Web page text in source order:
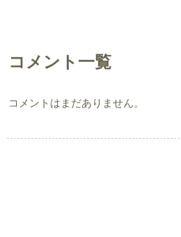
コメント一覧
コメントはまだありません。